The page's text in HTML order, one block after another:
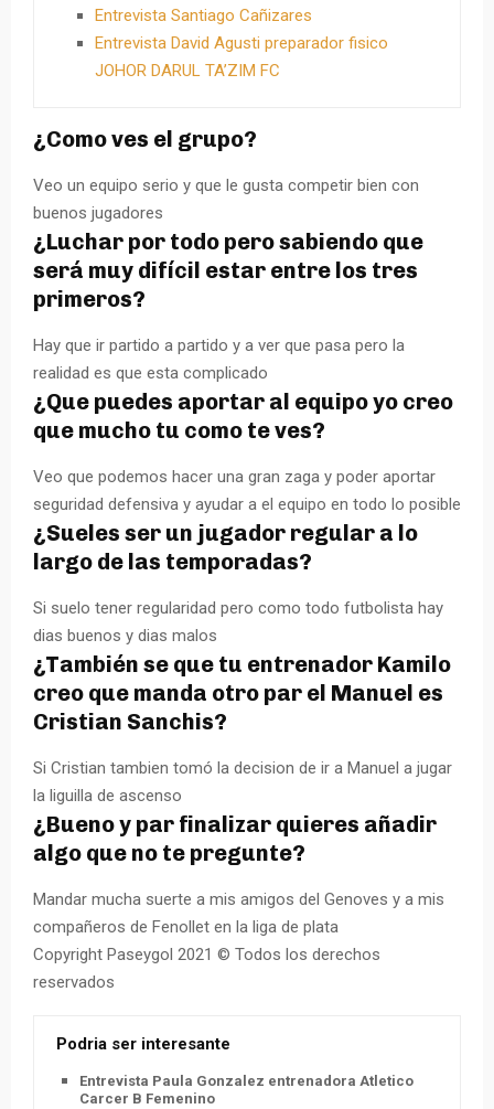
Entrevista Santiago Cañizares
Entrevista David Agusti preparador fisico
JOHOR DARUL TA’ZIM FC
¿Como ves el grupo?
Veo un equipo serio y que le gusta competir bien con
buenos jugadores
¿Luchar por todo pero sabiendo que
será muy difícil estar entre los tres
primeros?
Hay que ir partido a partido y a ver que pasa pero la
realidad es que esta complicado
¿Que puedes aportar al equipo yo creo
que mucho tu como te ves?
Veo que podemos hacer una gran zaga y poder aportar
seguridad defensiva y ayudar a el equipo en todo lo posible
¿Sueles ser un jugador regular a lo
largo de las temporadas?
Si suelo tener regularidad pero como todo futbolista hay
dias buenos y dias malos
¿También se que tu entrenador Kamilo
creo que manda otro par el Manuel es
Cristian Sanchis?
Si Cristian tambien tomó la decision de ir a Manuel a jugar
la liguilla de ascenso
¿Bueno y par finalizar quieres añadir
algo que no te pregunte?
Mandar mucha suerte a mis amigos del Genoves y a mis
compañeros de Fenollet en la liga de plata
Copyright Paseygol 2021 © Todos los derechos
reservados
Podria ser interesante
Entrevista Paula Gonzalez entrenadora Atletico
Carcer B Femenino